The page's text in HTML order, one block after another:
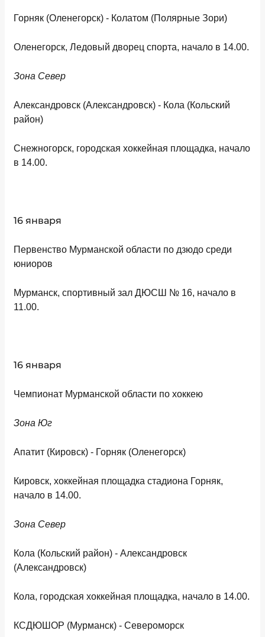
Горняк (Оленегорск) - Колатом (Полярные Зори)
Оленегорск, Ледовый дворец спорта, начало в 14.00.
Зона Север
Александровск (Александровск) - Кола (Кольский
район)
Снежногорск, городская хоккейная площадка, начало
в 14.00.
16 января
Первенство Мурманской области по дзюдо среди
юниоров
Мурманск, спортивный зал ДЮСШ № 16, начало в
11.00.
16 января
Чемпионат Мурманской области по хоккею
Зона Юг
Апатит (Кировск) - Горняк (Оленегорск)
Кировск, хоккейная площадка стадиона Горняк,
начало в 14.00.
Зона Север
Кола (Кольский район) - Александровск
(Александровск)
Кола, городская хоккейная площадка, начало в 14.00.
КСДЮШОР (Мурманск) - Североморск